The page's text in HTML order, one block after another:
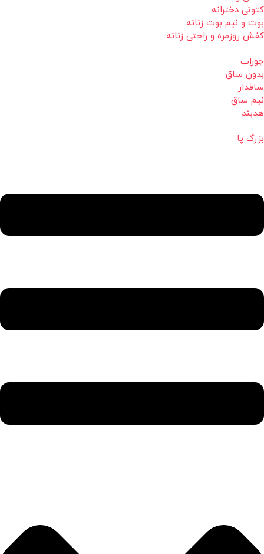
کتونی دخترانه
بوت و نیم بوت زنانه
کفش روزمره و راحتی زنانه
جوراب
بدون ساق
ساقدار
نیم ساق
هدبند
بزرگ پا